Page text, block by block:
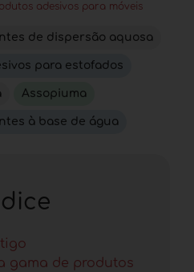
adesivos para móveis
de dispersão aquosa
para estofados
Assopiuma
à base de água
gama de produtos